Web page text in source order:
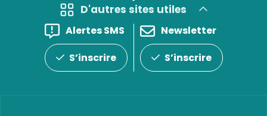
D'autres sites utiles
Alertes SMS
S’inscrire
Newsletter
S’inscrire